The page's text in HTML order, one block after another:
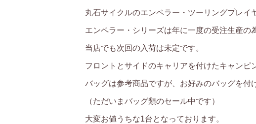
丸石サイクルのエンペラー・ツーリングプレイ
エンペラー・シリーズは年に一度の受注生産の
当店でも次回の入荷は未定です。
フロントとサイドのキャリアを付けたキャンピ
バッグは参考商品ですが、お好みのバッグを付
（ただいまバッグ類のセール中です）
大変お値うちな1台となっております。